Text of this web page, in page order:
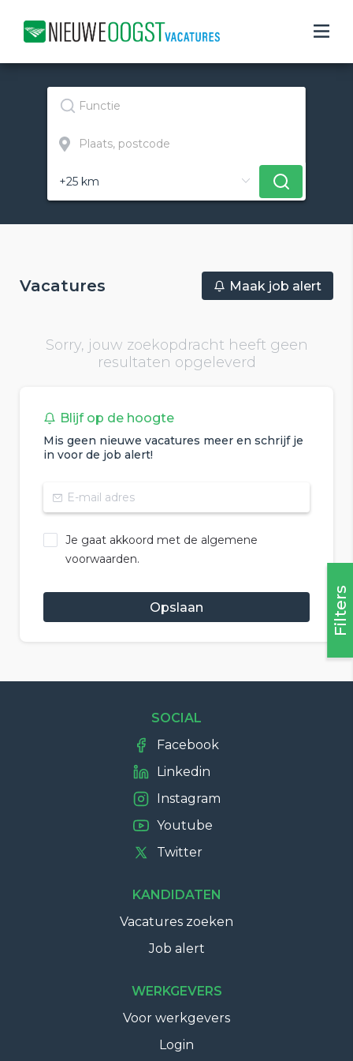
Filters
Vacatures Maak job alert
Sorry, jouw zoekopdracht heeft geen
resultaten opgeleverd
Blijf op de hoogte
Mis geen nieuwe vacatures meer en schrijf je
in voor de job alert!
Je gaat akkoord met de algemene
voorwaarden.
Opslaan
SOCIAL
Facebook
Linkedin
Instagram
Youtube
Twitter
KANDIDATEN
Vacatures zoeken
Job alert
WERKGEVERS
Voor werkgevers
Login